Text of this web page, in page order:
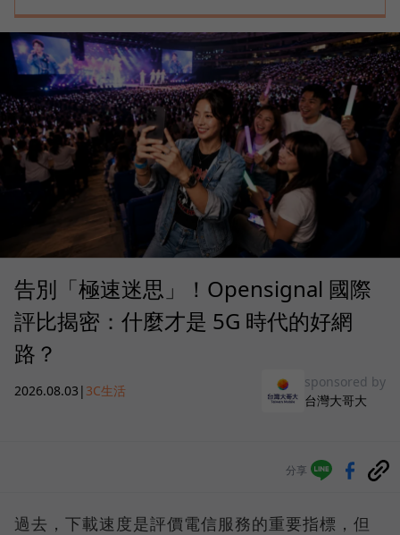
告別「極速迷思」！Opensignal 國際
評比揭密：什麼才是 5G 時代的好網
路？
2026.08.03 | 3C生活
sponsored by
台灣大哥大
分享
過去，下載速度是評價電信服務的重要指標，但